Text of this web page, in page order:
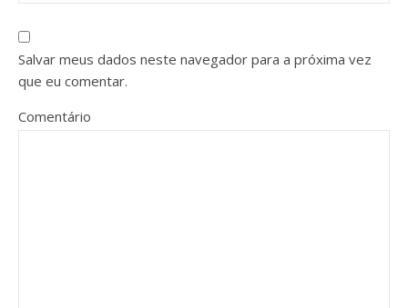
Salvar meus dados neste navegador para a próxima vez
que eu comentar.
Comentário